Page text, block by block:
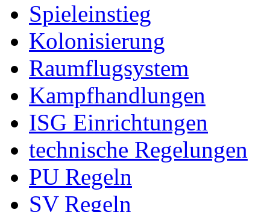
Spieleinstieg
Kolonisierung
Raumflugsystem
Kampfhandlungen
ISG Einrichtungen
technische Regelungen
PU Regeln
SV Regeln